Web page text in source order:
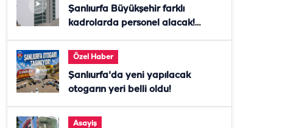
Şanlıurfa Büyükşehir farklı
kadrolarda personel alacak!
Özel Haber
Şanlıurfa'da yeni yapılacak
otogarın yeri belli oldu!
Asayiş